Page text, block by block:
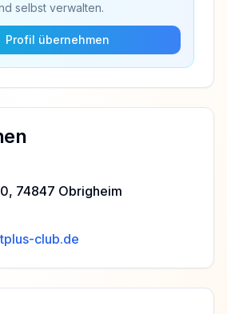
selbst verwalten.
Profil übernehmen
74847 Obrigheim
club.de